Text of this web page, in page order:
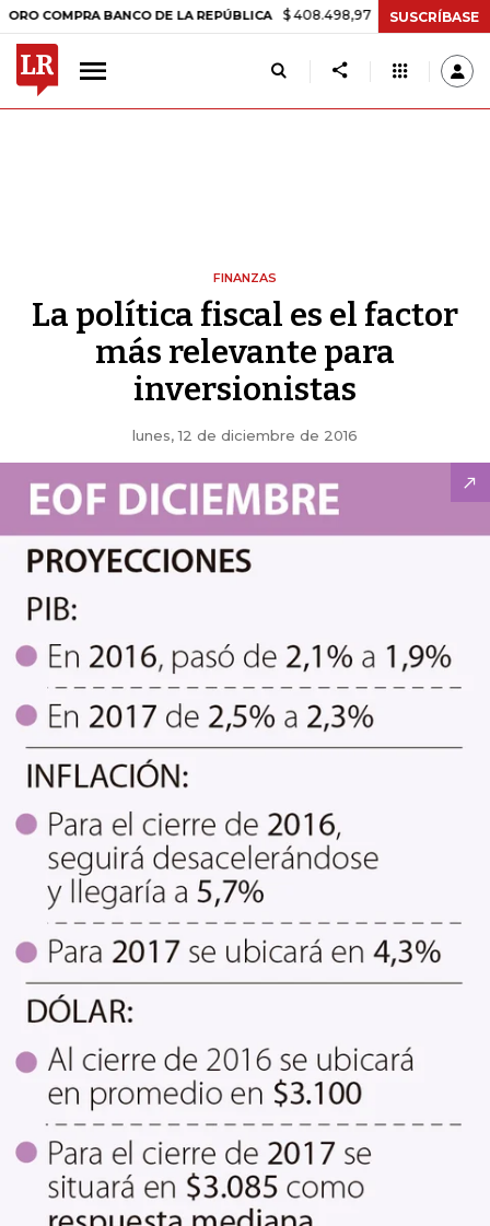
BANCO DE LA REPÚBLICA $ 408.498,97 +$ 8.753,81 +2,19%
SUSCRÍBASE
FINANZAS
La política fiscal es el factor
más relevante para
inversionistas
lunes, 12 de diciembre de 2016